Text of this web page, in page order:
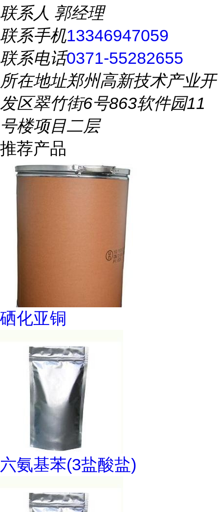
联系人 郭经理
联系手机13346947059
联系电话0371-55282655
所在地址郑州高新技术产业开
发区翠竹街6号863软件园11
号楼项目二层
推荐产品
硒化亚铜
六氨基苯(3盐酸盐)